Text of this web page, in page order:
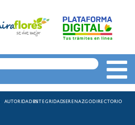
AUTORIDADESINTEGRIDADSERENAZGODIRECTORIO